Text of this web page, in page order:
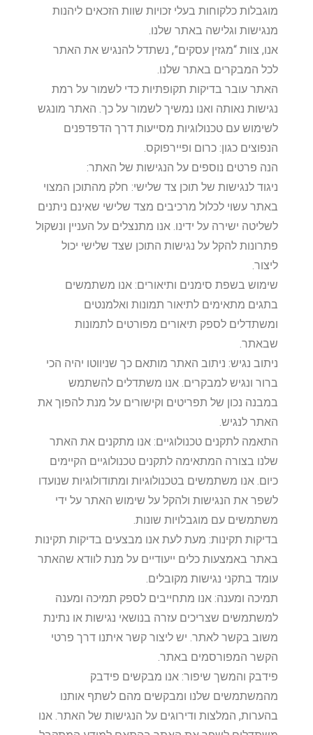
מוגבלות כלקוחות בעלי זכויות שוות הזכאים ליהנות
מנגישות וגלישה באתר שלנו.
אנו, צוות “מגזין עסקים”, נשתדל להנגיש את האתר
לכל המבקרים באתר שלנו.
האתר עובר בדיקות תקופתיות כדי לשמור על רמת
נגישות נאותה ואנו נמשיך לשמור על כך. האתר מונגש
לשימוש עם טכנולוגיות מסייעות דרך הדפדפנים
הנפוצים כגון: כרום ופיירפוקס.
הנה פרטים נוספים על הנגישות של האתר:
ניגוד לנגישות של תוכן צד שלישי: חלק מהתוכן המצוי
באתר עשוי לכלול מרכיבים מצד שלישי שאינם ניתנים
לשליטה ישירה על ידינו. אנו מתנצלים על העניין ונשקול
פתרונות להקל על נגישות התוכן שצד שלישי יכול
ליצור.
שימוש בשפת סימנים ותיאורים: אנו משתמשים
בתגים מתאימים לתיאור תמונות ואלמנטים
ומשתדלים לספק תיאורים מפורטים לתמונות
שבאתר.
ניתוב נגיש: ניתוב האתר מותאם כך שניווטו יהיה הכי
ברור ונגיש למבקרים. אנו משתדלים להשתמש
במבנה נכון של תפריטים וקישורים על מנת להפוך את
האתר לנגיש.
התאמה לתקנים טכנולוגיים: אנו מתקנים את האתר
שלנו בצורה המתאימה לתקנים טכנולוגיים הקיימים
כיום. אנו משתמשים בטכנולוגיות ומתודולוגיות שנועדו
לשפר את הנגישות ולהקל על שימוש האתר על ידי
משתמשים עם מוגבלויות שונות.
בדיקות תקינות: מעת לעת אנו מבצעים בדיקות תקינות
באתר באמצעות כלים ייעודיים על מנת לוודא שהאתר
עומד בתקני נגישות מקובלים.
תמיכה ומענה: אנו מתחייבים לספק תמיכה ומענה
למשתמשים שצריכים עזרה בנושאי נגישות או נתינת
משוב בקשר לאתר. יש ליצור קשר איתנו דרך פרטי
הקשר המפורסמים באתר.
פידבק והמשך שיפור: אנו מבקשים פידבק
מהמשתמשים שלנו ומבקשים מהם לשתף אותנו
בהערות, המלצות ודירוגים על הנגישות של האתר. אנו